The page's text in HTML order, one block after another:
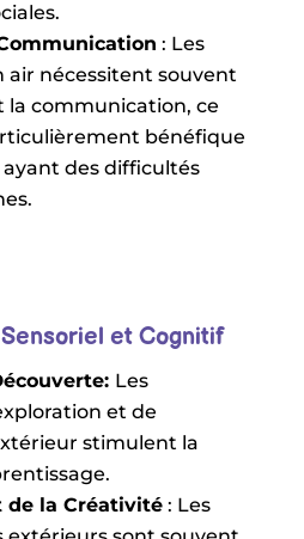
: Les
air nécessitent souvent
la communication, ce
bénéfique
des difficultés
et Cognitif
Les
et de
stimulent la
de la Créativité: Les